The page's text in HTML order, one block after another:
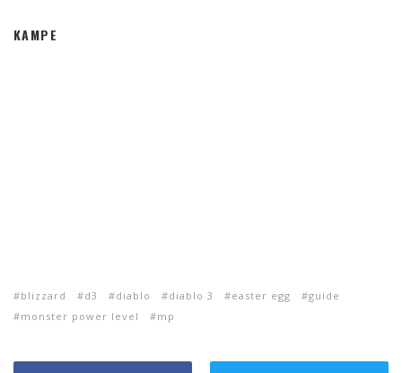
KAMPE
blizzard d3 diablo diablo 3 easter egg
guide
monster power level
mp